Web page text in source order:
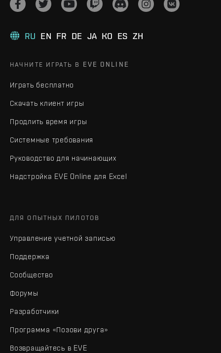
RU EN FR DE JA KO ES ZH
НАЧНИТЕ ИГРАТЬ В EVE ONLINE
Играть бесплатно
Скачать клиент игры
Продлить время игры
Системные требования
Руководство для начинающих
Надстройка EVE Online для Excel
ДЛЯ ОПЫТНЫХ ПИЛОТОВ
Управление учетной записью
Поддержка
Сообщество
Форумы
Разработчики
Программа «Позови друга»
Возвращайтесь в EVE